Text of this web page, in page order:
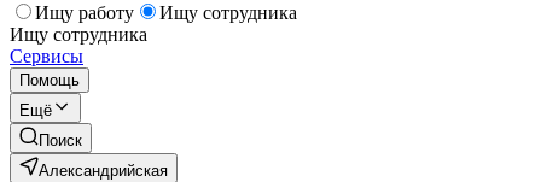
Ищу работу
Ищу сотрудника
Ищу сотрудника
Сервисы
Помощь
Ещё
Поиск
Александрийская